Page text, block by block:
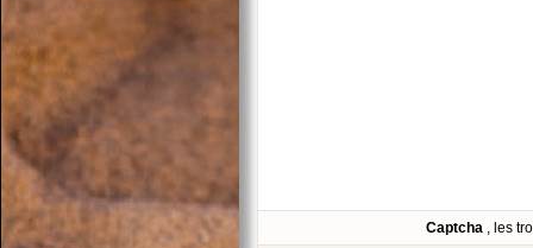
Captcha , les